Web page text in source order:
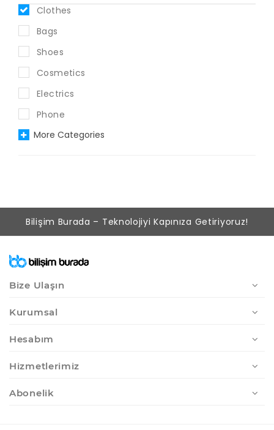
Clothes
Bags
Shoes
Cosmetics
Electrics
Phone
More Categories
Bilişim Burada – Teknolojiyi Kapınıza Getiriyoruz!
Bize Ulaşın
Kurumsal
Hesabım
Hizmetlerimiz
Abonelik